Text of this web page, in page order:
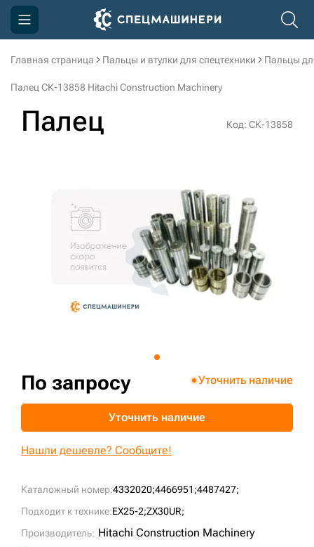
Главная страница Пальцы и втулки для спецтехники Пальцы
Палец СК-13858 Hitachi Construction Machinery
Палец Код: СК-13858
Каталожный номер:4332020;4466951;4487427;
Подходит к технике:EX25-2;ZX30UR;
Производитель: Hitachi Construction Machinery
По запросу Уточнить наличие
Уточнить наличие
Нашли дешевле? Сообщите!
Компания
Доставка и оплата
3D тур по производству
3D тур по складам
sksale@skdst.ru